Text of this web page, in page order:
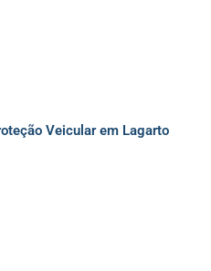
Veicular em Lagarto